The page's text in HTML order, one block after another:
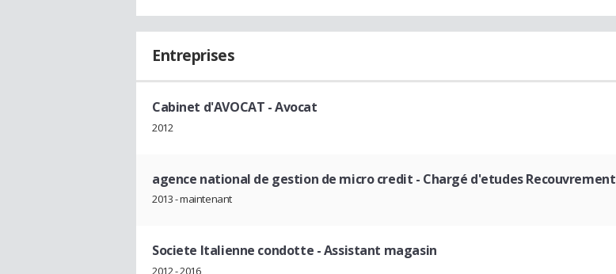
Entreprises
Cabinet d'AVOCAT - Avocat
2012
agence national de gestion de micro credit - Chargé d'etudes Recouvrement
2013 - maintenant
Societe Italienne condotte - Assistant magasin
2012 - 2016